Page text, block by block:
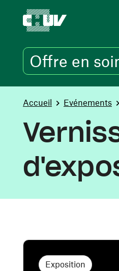
Offre en
You are here:
Accueil Evénements
Exposition